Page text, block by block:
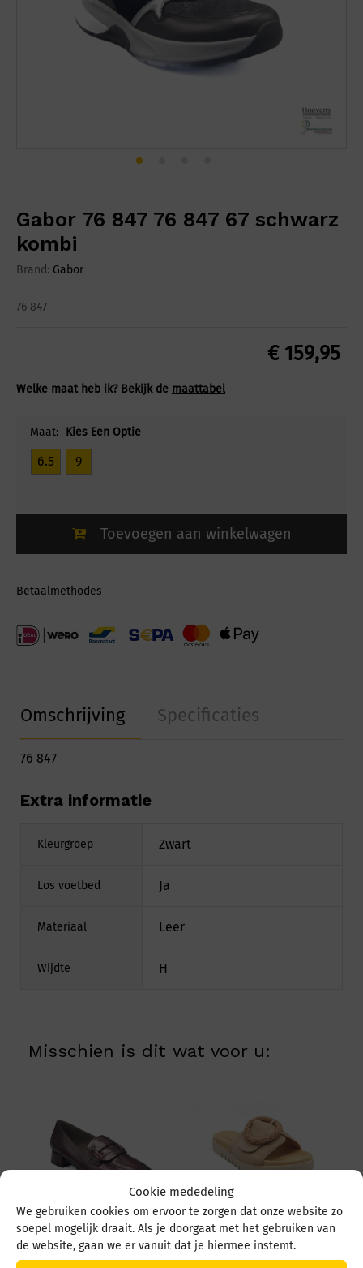
Cookie mededeling
We gebruiken cookies om ervoor te zorgen dat onze website zo
soepel mogelijk draait. Als je doorgaat met het gebruiken van
de website, gaan we er vanuit dat je hiermee instemt.
Gabor 76 847 76 847 67 schwarz
kombi
Brand: Gabor
76 847
€159,95
Welke maat heb ik? Bekijk de maattabel
Maat: Kies Een Optie
6.5 9
Toevoegen aan winkelwagen
Betaalmethodes
Omschrijving Specificaties
76 847
Extra informatie
Kleurgroep Zwart
Los voetbed Ja
Materiaal Leer
Wijdte H
Misschien is dit wat voor u:
Gabor 4002.01 4002.01
Mulberry
Gabor 83 745 83 745 14
Sand